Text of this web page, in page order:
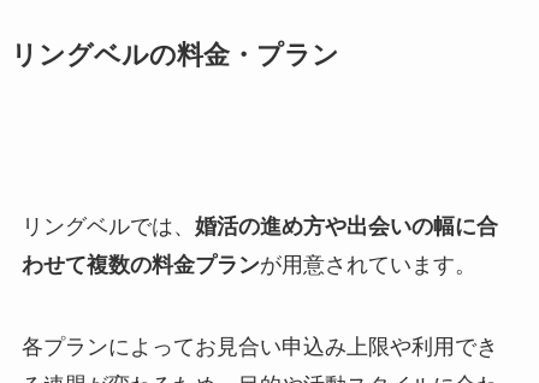
リングベルの料金・プラン
リングベルでは、 婚活の進め方や出会いの幅に合
わせて複数の料金プランが用意されています。
各プランによってお見合い申込み上限や利用でき